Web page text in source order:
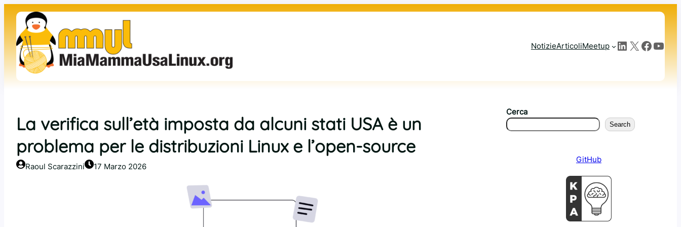
contenuto
NotizieArticoliMeetup LinkedIn X Facebook YouTube
La verifica sull’età imposta da alcuni stati USA è un
problema per le distribuzioni Linux e l’open-source
Raoul Scarazzini 17 Marzo 2026
Cerca
Search
GitHub